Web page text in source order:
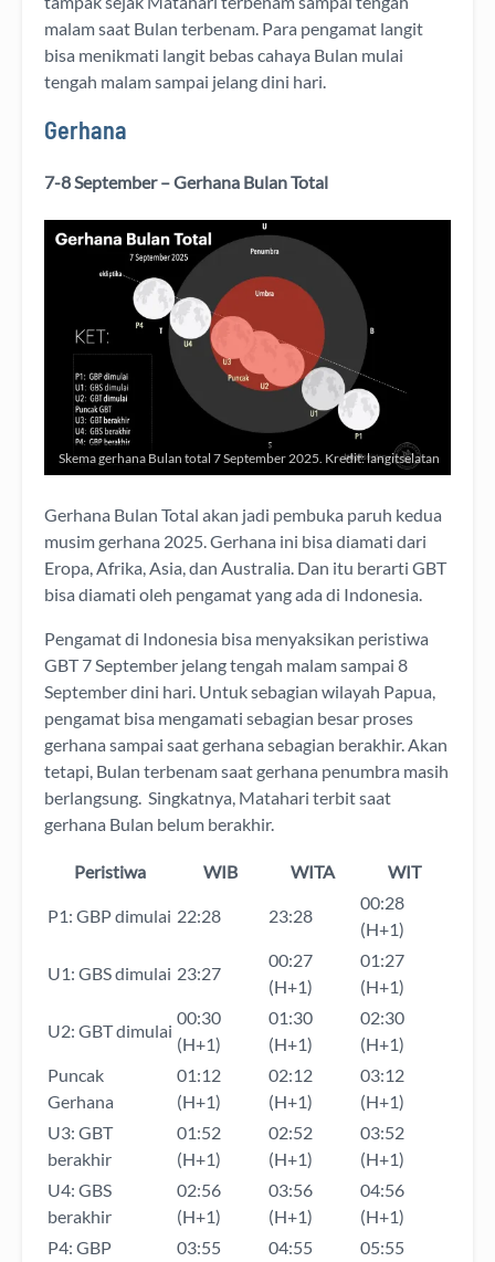
malam saat Bulan terbenam. Para pengamat langit
bisa menikmati langit bebas cahaya Bulan mulai
tengah malam sampai jelang dini hari.
Gerhana
7-8 September – Gerhana Bulan Total
Skema gerhana Bulan total 7 September 2025. Kredit: langitselatan
Gerhana Bulan Total akan jadi pembuka paruh kedua
musim gerhana 2025. Gerhana ini bisa diamati dari
Eropa, Afrika, Asia, dan Australia. Dan itu berarti GBT
bisa diamati oleh pengamat yang ada di Indonesia.
Pengamat di Indonesia bisa menyaksikan peristiwa
GBT 7 September jelang tengah malam sampai 8
September dini hari. Untuk sebagian wilayah Papua,
pengamat bisa mengamati sebagian besar proses
gerhana sampai saat gerhana sebagian berakhir. Akan
tetapi, Bulan terbenam saat gerhana penumbra masih
berlangsung. Singkatnya, Matahari terbit saat
gerhana Bulan belum berakhir.
Peristiwa WIB WITA WIT
P1: GBP dimulai 22:28 23:28
00:28
(H+1)
U1: GBS dimulai 23:27
00:27
(H+1)
01:27
(H+1)
U2: GBT dimulai
00:30
(H+1)
01:30
(H+1)
02:30
(H+1)
Puncak
Gerhana
01:12
(H+1)
02:12
(H+1)
03:12
(H+1)
U3: GBT
berakhir
01:52
(H+1)
02:52
(H+1)
03:52
(H+1)
U4: GBS
berakhir
02:56
(H+1)
03:56
(H+1)
04:56
(H+1)
P4: GBP
03:55
04:55
05:55